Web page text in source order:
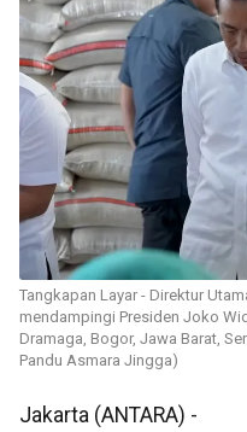
Tangkapan Layar - Direktur
mendampingi Presiden Joko
Dramaga, Bogor, Jawa Barat,
Pandu Asmara Jingga)
Jakarta (ANTARA) -